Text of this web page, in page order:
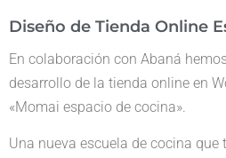
Diseño de Tienda Online
En colaboración con Abaná
desarrollo de la tienda online en
«Momai espacio de cocina».
Una nueva escuela de cocina